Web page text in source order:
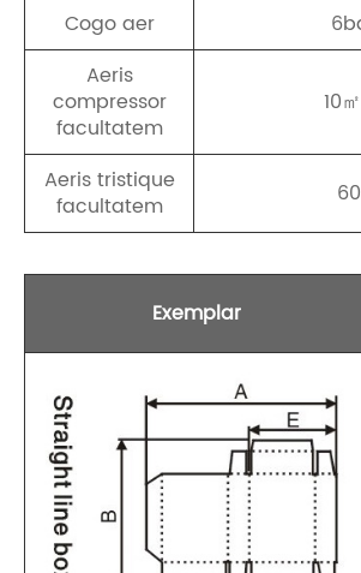
Cogo aer
Aeris
compressor
facultatem
10
Aeris tristique
facultatem
Exemplar